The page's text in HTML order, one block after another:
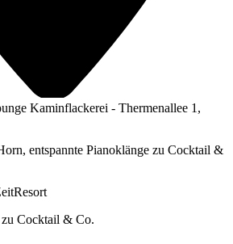
Kaminflackerei - Thermenallee 1,
entspannte Pianoklänge zu Cocktail &
zu Cock­tail & Co.